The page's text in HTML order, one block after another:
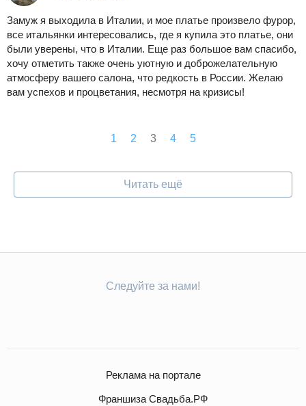
Замуж я выходила в Италии, и мое платье произвело фурор,
все итальянки интересовались, где я купила это платье, они
были уверены, что в Италии. Еще раз большое вам спасибо,
хочу отметить также очень уютную и доброжелательную
атмосферу вашего салона, что редкость в России. Желаю
вам успехов и процветания, несмотря на кризисы!
1 2 3 4 5
Читать ещё
Следуйте за нами!
Реклама на портале
Франшиза Свадьба.РФ